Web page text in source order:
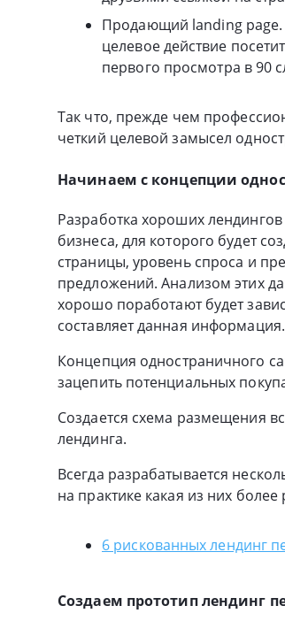
Продающий landing page.
целевое действие
первого просмотра в 90
Так что, прежде чем
четкий целевой замысел
Начинаем с концепции
Разработка хороших
бизнеса, для которого будет
страницы, уровень спроса и
предложений. Анализом этих
хорошо поработают будет
составляет данная информация.
Концепция одностраничного
зацепить потенциальных
Создается схема размещения
лендинга.
Всегда разрабатывается
на практике какая из них
6 рискованных лендинг
Создаем прототип лендинг